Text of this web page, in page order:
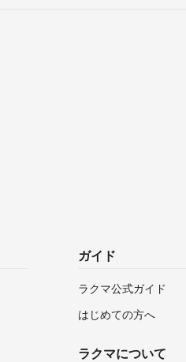
ガイド
ラクマ公式ガイド
はじめての方へ
ラクマについて